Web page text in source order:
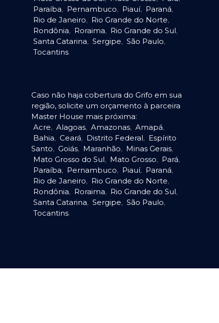
Paraíba, Pernambuco, Piauí, Paraná,
Rio de Janeiro, Rio Grande do Norte,
Rondônia, Roraima, Rio Grande do Sul,
Santa Catarina, Sergipe, São Paulo,
Tocantins.
Caso não haja cobertura do Grifo em sua
região, solicite um orçamento à parceira
Master House mais próxima:
Acre, Alagoas, Amazonas, Amapá,
Bahia, Ceará, Distrito Federal, Espírito
Santo, Goiás, Maranhão, Minas Gerais,
Mato Grosso do Sul, Mato Grosso, Pará,
Paraíba, Pernambuco, Piauí, Paraná,
Rio de Janeiro, Rio Grande do Norte,
Rondônia, Roraima, Rio Grande do Sul,
Santa Catarina, Sergipe, São Paulo,
Tocantins.